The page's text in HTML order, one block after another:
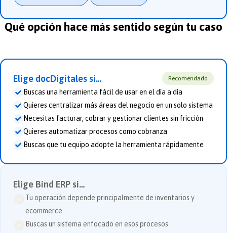
Qué opción hace más sentido según tu caso
Elige Bind ERP si…
Tu operación depende principalmente de inventarios y
ecommerce
Buscas un sistema enfocado en esos procesos
Elige docDigitales si… Recomendado
Buscas una herramienta fácil de usar en el día a día
Quieres centralizar más áreas del negocio en un solo sistema
Necesitas facturar, cobrar y gestionar clientes sin fricción
Quieres automatizar procesos como cobranza
Buscas que tu equipo adopte la herramienta rápidamente